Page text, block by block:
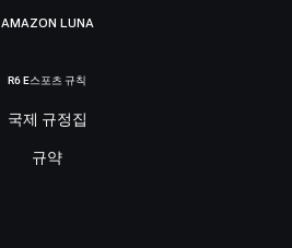
AMAZON LUNA
R6 E스포츠 규칙
국제 규정집
규약